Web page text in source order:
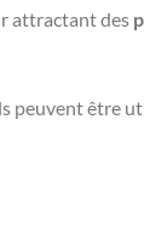
attractant des
être